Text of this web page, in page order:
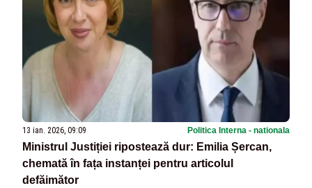
13 ian. 2026, 09:09 Politica Interna - nationala
Ministrul Justiției ripostează dur: Emilia Șercan,
chemată în fața instanței pentru articolul
defăimător